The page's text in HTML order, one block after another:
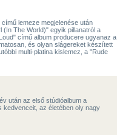
lemeze megjelenése után
The World)" egyik pillanatról a
című album producere ugyanaz a
és olyan slágereket készített
multi-platina kislemez, a "Rude
után az első stúdióalbum a
az életében oly nagy